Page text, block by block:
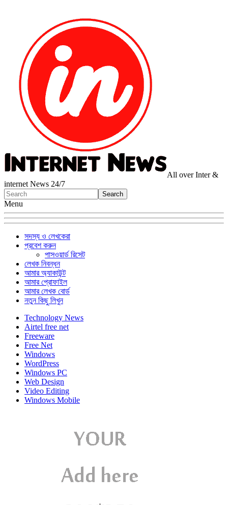
All over Inter &
internet News 24/7
Menu
সদস্য ও লেখকেরা
প্রবেশ করুন
পাসওয়ার্ড রিসেট
লেখক নিবন্ধন
আমার অ্যাকাউন্ট
আমার প্রোফাইল
আমার লেখক বোর্ড
নতুন কিছু লিখুন
Technology News
Airtel free net
Freeware
Free Net
Windows
WordPress
Windows PC
Web Design
Video Editing
Windows Mobile